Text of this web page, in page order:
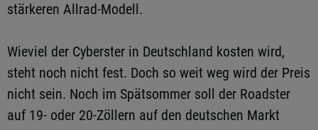
stärkeren Allrad-Modell.
Wieviel der Cyberster in Deutschland kosten wird,
steht noch nicht fest. Doch so weit weg wird der Preis
nicht sein. Noch im Spätsommer soll der Roadster
auf 19- oder 20-Zöllern auf den deutschen Markt